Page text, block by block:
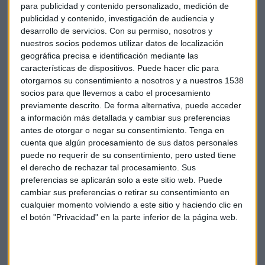
para publicidad y contenido personalizado, medición de
publicidad y contenido, investigación de audiencia y
desarrollo de servicios. Con su permiso, nosotros y
nuestros socios podemos utilizar datos de localización
geográfica precisa e identificación mediante las
características de dispositivos. Puede hacer clic para
otorgarnos su consentimiento a nosotros y a nuestros 1538
socios para que llevemos a cabo el procesamiento
previamente descrito. De forma alternativa, puede acceder
a información más detallada y cambiar sus preferencias
antes de otorgar o negar su consentimiento. Tenga en
cuenta que algún procesamiento de sus datos personales
puede no requerir de su consentimiento, pero usted tiene
el derecho de rechazar tal procesamiento. Sus
preferencias se aplicarán solo a este sitio web. Puede
cambiar sus preferencias o retirar su consentimiento en
cualquier momento volviendo a este sitio y haciendo clic en
el botón "Privacidad" en la parte inferior de la página web.
que la plataforma ha eliminado el episodio para cumplir con
la ley local, puesto que la solicitud era legalmente válida.
Sin embargo, la medida plantea nuevos interrogantes sobre
loslímites de la libertad de expresiónen internet.
Por cierto que el CEO de Netflix, Reed Hastingsy su
director de contenido,
Ted Sarandos , recibirán31,5
millones de dólarescada uno este 2019. Para Hastings,
todo menos su salario de 700.000 dólares vendrá en forma
de opciones sobre acciones. Sarandos recibirá 13,5 millones
de esta forma. Esto supone un aumento del 7% para
Hastings y del 20% para Sarandos.
OTROS PROTAGONISTAS
Microsoft obtiene luz verde para montar su primer